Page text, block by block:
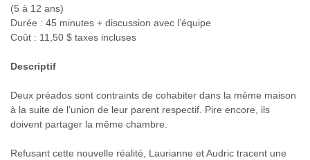
(5 à 12 ans)
Durée : 45 minutes + discussion avec l’équipe
Coût : 11,50 $ taxes incluses
Descriptif
Deux préados sont contraints de cohabiter dans la même maison
à la suite de l’union de leur parent respectif. Pire encore, ils
doivent partager la même chambre.
Refusant cette nouvelle réalité, Laurianne et Audric tracent une